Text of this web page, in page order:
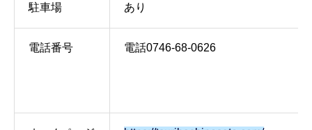
駐車場 あり
電話番号 電話0746-68-0626